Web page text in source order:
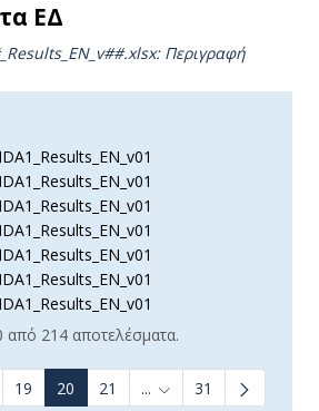
ΕΔ
Περιγραφή
214 αποτελέσματα.
σελίδες Use TAB to navigate.
19 20 21 ... Ενδιάμεσες σελίδες
31